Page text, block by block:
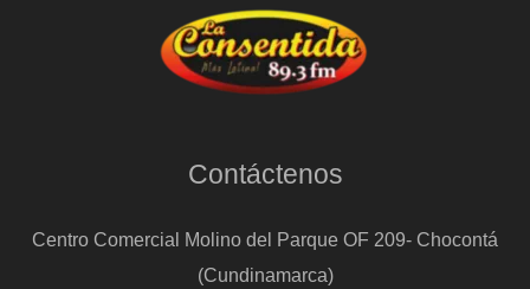
Contáctenos
Centro Comercial Molino del Parque OF 209- Chocontá
(Cundinamarca)